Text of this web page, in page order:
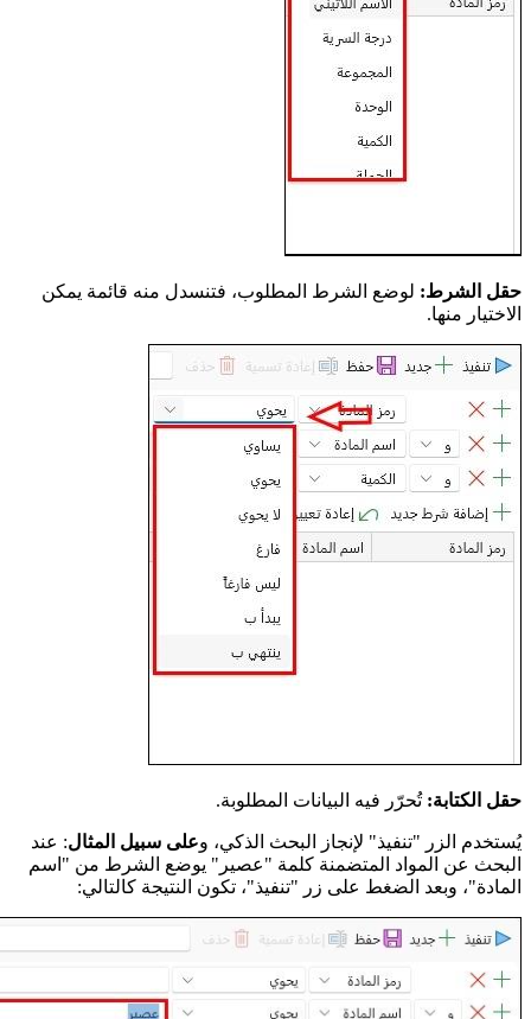
حقل الشرط: لوضع الشرط المطلوب، فتنسدل منه قائمة يمكن
الاختيار منها.
حقل الكتابة:تُحرّر فيه البيانات المطلوبة.
يُستخدم الزر "تنفيذ" لإنجاز البحث الذكي، وعلى سبيل المثال: عند
البحث عن المواد المتضمنة كلمة "عصير" يوضع الشرط من "اسم
المادة"، وبعد الضغط على زر "تنفيذ"، تكون النتيجة كالتالي: